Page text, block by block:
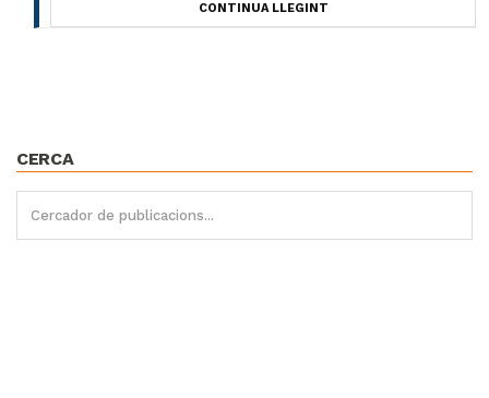
CONTINUA LLEGINT
CERCA